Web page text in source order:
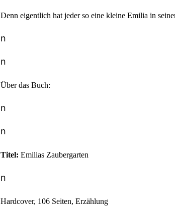
Denn eigentlich hat jeder so eine kleine Emilia in
n
n
Über das Buch:
n
n
Titel: Emilias Zaubergarten
n
Hardcover, 106 Seiten, Erzählung